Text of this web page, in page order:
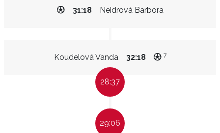
Neidrová Barbora
31:18
Koudelová Vanda 32:18 7
28:37
29:06